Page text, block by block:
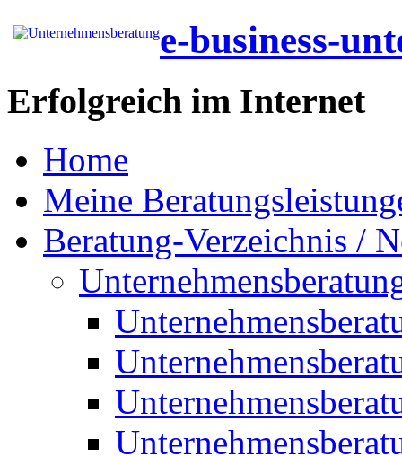
e-business-
Erfolgreich im Internet
Home
Meine
Beratung-Verzeichnis /